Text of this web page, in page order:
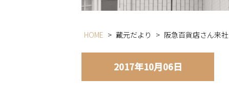
HOME > 蔵元だより > 阪急百貨店さん来社
2017年10月06日